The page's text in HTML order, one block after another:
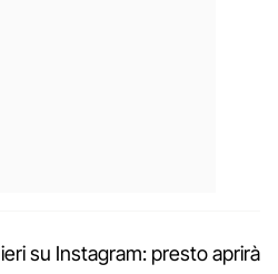
su Instagram: presto aprirà